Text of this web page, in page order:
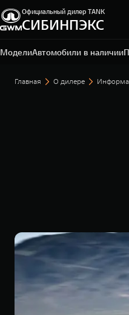
Официальный дилер TANK
СИБИНПЭКС
МоделиАвтомобили в наличии
Кемерово, ул.
+7 (3842) 44-21-21
Главная О дилере